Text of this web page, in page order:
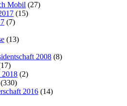
Mobil (27)
(15)
(7)
(13)
2008 (8)
2018 (2)
(330)
2016 (14)